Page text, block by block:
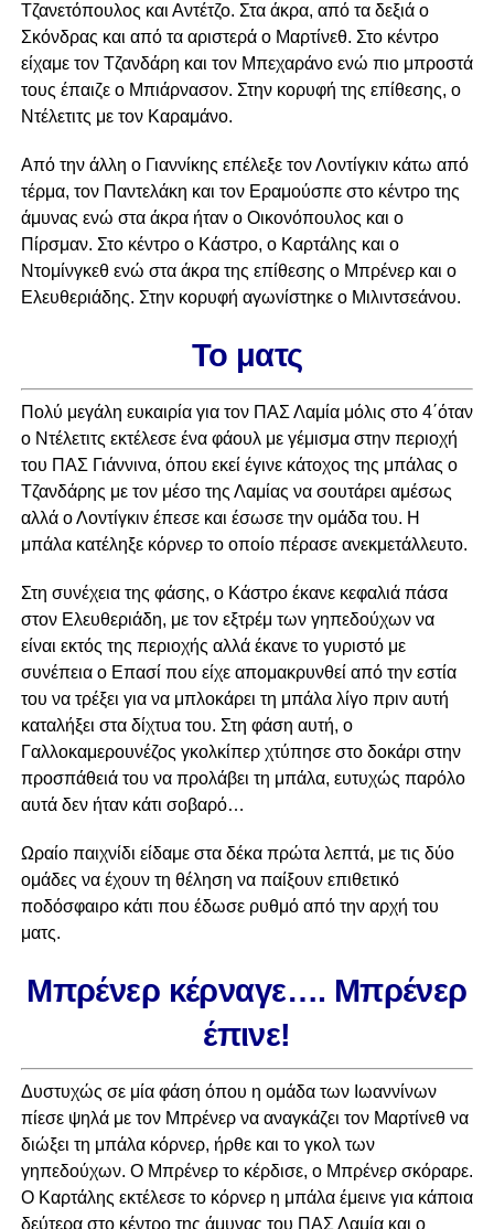
Τζανετόπουλος και Αντέτζο. Στα άκρα, από τα δεξιά ο
Σκόνδρας και από τα αριστερά ο Μαρτίνεθ. Στο κέντρο
είχαμε τον Τζανδάρη και τον Μπεχαράνο ενώ πιο μπροστά
τους έπαιζε ο Μπιάρνασον. Στην κορυφή της επίθεσης, ο
Ντέλετιτς με τον Καραμάνο.
Από την άλλη ο Γιαννίκης επέλεξε τον Λοντίγκιν κάτω από
τέρμα, τον Παντελάκη και τον Εραμούσπε στο κέντρο της
άμυνας ενώ στα άκρα ήταν ο Οικονόπουλος και ο
Πίρσμαν. Στο κέντρο ο Κάστρο, ο Καρτάλης και ο
Ντομίνγκεθ ενώ στα άκρα της επίθεσης ο Μπρένερ και ο
Ελευθεριάδης. Στην κορυφή αγωνίστηκε ο Μιλιντσεάνου.
Το ματς
Πολύ μεγάλη ευκαιρία για τον ΠΑΣ Λαμία μόλις στο 4΄όταν
ο Ντέλετιτς εκτέλεσε ένα φάουλ με γέμισμα στην περιοχή
του ΠΑΣ Γιάννινα, όπου εκεί έγινε κάτοχος της μπάλας ο
Τζανδάρης με τον μέσο της Λαμίας να σουτάρει αμέσως
αλλά ο Λοντίγκιν έπεσε και έσωσε την ομάδα του. Η
μπάλα κατέληξε κόρνερ το οποίο πέρασε ανεκμετάλλευτο.
Στη συνέχεια της φάσης, ο Κάστρο έκανε κεφαλιά πάσα
στον Ελευθεριάδη, με τον εξτρέμ των γηπεδούχων να
είναι εκτός της περιοχής αλλά έκανε το γυριστό με
συνέπεια ο Επασί που είχε απομακρυνθεί από την εστία
του να τρέξει για να μπλοκάρει τη μπάλα λίγο πριν αυτή
καταλήξει στα δίχτυα του. Στη φάση αυτή, ο
Γαλλοκαμερουνέζος γκολκίπερ χτύπησε στο δοκάρι στην
προσπάθειά του να προλάβει τη μπάλα, ευτυχώς παρόλο
αυτά δεν ήταν κάτι σοβαρό…
Ωραίο παιχνίδι είδαμε στα δέκα πρώτα λεπτά, με τις δύο
ομάδες να έχουν τη θέληση να παίξουν επιθετικό
ποδόσφαιρο κάτι που έδωσε ρυθμό από την αρχή του
ματς.
Μπρένερ κέρναγε…. Μπρένερ
έπινε!
Δυστυχώς σε μία φάση όπου η ομάδα των Ιωαννίνων
πίεσε ψηλά με τον Μπρένερ να αναγκάζει τον Μαρτίνεθ να
διώξει τη μπάλα κόρνερ, ήρθε και το γκολ των
γηπεδούχων. Ο Μπρένερ το κέρδισε, ο Μπρένερ σκόραρε.
Ο Καρτάλης εκτέλεσε το κόρνερ η μπάλα έμεινε για κάποια
δεύτερα στο κέντρο της άμυνας του ΠΑΣ Λαμία και ο